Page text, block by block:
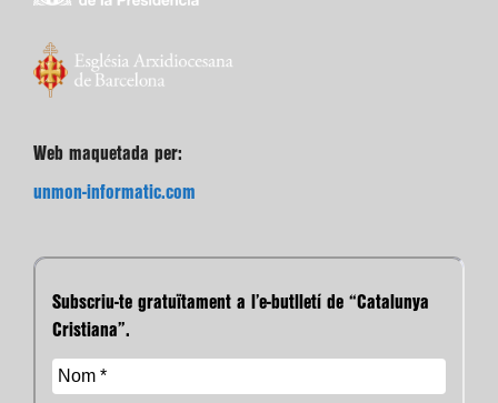
Web maquetada per:
unmon-informatic.com
Subscriu-te gratuïtament a l’e-butlletí de “Catalunya
Cristiana”.